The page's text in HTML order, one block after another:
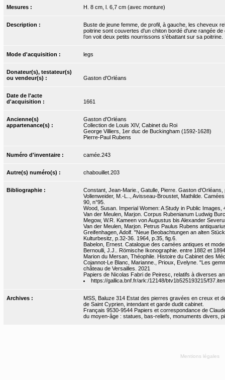
Mesures : H. 8 cm, l. 6,7 cm (avec monture)
Description :
Buste de jeune femme, de profil, à gauche, les cheveux
poitrine sont couvertes d'un chiton bordé d'une rangée
l’on voit deux petits nourrissons s'ébattant sur sa poitrine.
Mode d'acquisition : legs
Donateur(s), testateur(s)
ou vendeur(s) :
Gaston d'Orléans
Date de l'acte
d'acquisition :
1661
Ancienne(s)
appartenance(s) :
Gaston d'Orléans
Collection de Louis XIV, Cabinet du Roi
George Villiers, 1er duc de Buckingham (1592-1628)
Pierre-Paul Rubens
Numéro d'inventaire : camée.243
Autre(s) numéro(s) : chabouillet.203
Bibliographie :
Constant, Jean-Marie., Gatulle, Pierre. Gaston
Vollenweider, M.-L.., Avisseau-Broustet, Mathilde.
90, n°95.
Wood, Susan. Imperial Women: A Study in Public
Van der Meulen, Marjon. Corpus Rubenianum Ludwig
Megow, W.R. Kameen von Augustus bis Alexander
Van der Meulen, Marjon. Petrus Paulus Rubens
Greifenhagen, Adolf. "Neue Beobachtungen an alten
Kulturbesitz, p.32-36. 1964, p.35, fig.6.
Babelon, Ernest. Catalogue des camées antiques et
Bernoulli, J.J.. Römische Ikonographie. entre 1882 et
Marion du Mersan, Théophile. Histoire du Cabinet des
Cojannot-Le Blanc, Marianne., Prioux, Evelyne. "Les
château de Versailles. 2021
Papiers de Nicolas Fabri de Peiresc, relatifs à diverses
https://gallica.bnf.fr/ark:/12148/btv1b525193215/
Archives :
MSS, Baluze 314 Estat des pierres gravées en creux et
de Saint Cyprien, intendant et garde dudit cabinet.
Français 9530-9544 Papiers et correspondance de
du moyen-âge : statues, bas-reliefs, monuments divers,
Mentions légales